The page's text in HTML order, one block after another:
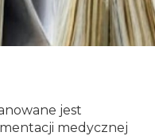
jest
medycznej